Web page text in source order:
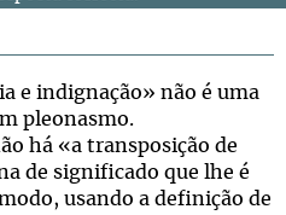
e indignação» não é uma
pleonasmo.
há «a transposição de
de significado que lhe é
usando a definição de